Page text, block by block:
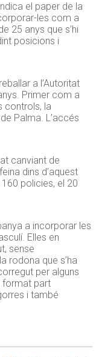
el paper de la
les com a
25 anys que s’hi
posicions i
a l’Autoritat
Primer com a
controls, la
Palma. L’accés
canviant de
dins d’aquest
160 policies, el 20
a incorporar les
Elles en
sense
rodona que s’ha
per alguns
format part
i també